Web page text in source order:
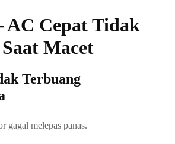
AC Cepat Tidak
Macet
Terbuang
gagal melepas panas.